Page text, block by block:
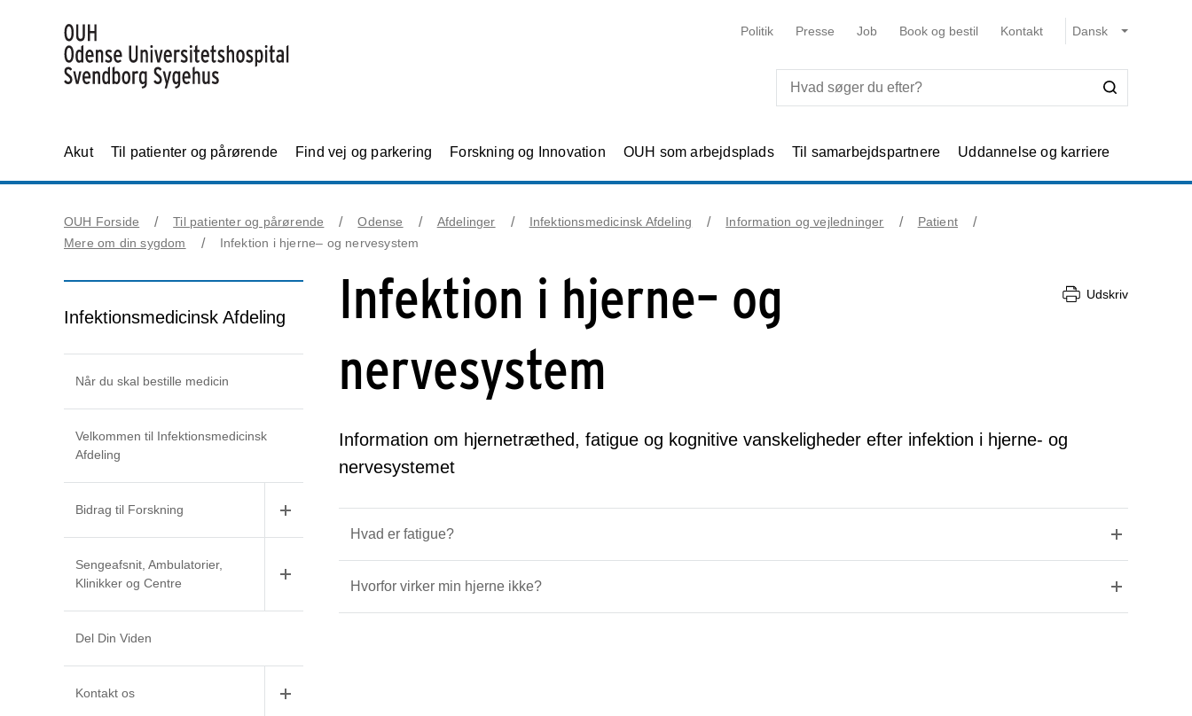
Politik Presse Job Book og bestil Kontakt
Akut Til patienter og pårørende Find vej og parkering Forskning og Innovation OUH som arbejdsplads Til samarbejdspartnere Uddannelse og karriere
OUH Forside Til patienter og pårørende Odense Afdelinger Infektionsmedicinsk Afdeling Information og vejledninger
Patient
Mere om din sygdom
Infektion i hjerne– og nervesystem
Infektionsmedicinsk Afdeling
Når du skal bestille medicin
Velkommen til Infektionsmedicinsk
Afdeling
Bidrag til Forskning
Sengeafsnit, Ambulatorier,
Klinikker og Centre
Del Din Viden
Kontakt os
Infektion i hjerne– og
nervesystem
Udskriv
Information om hjernetræthed, fatigue og kognitive vanskeligheder efter infektion i hjerne- og
nervesystemet
Hvad er fatigue?
Hvorfor virker min hjerne ikke?